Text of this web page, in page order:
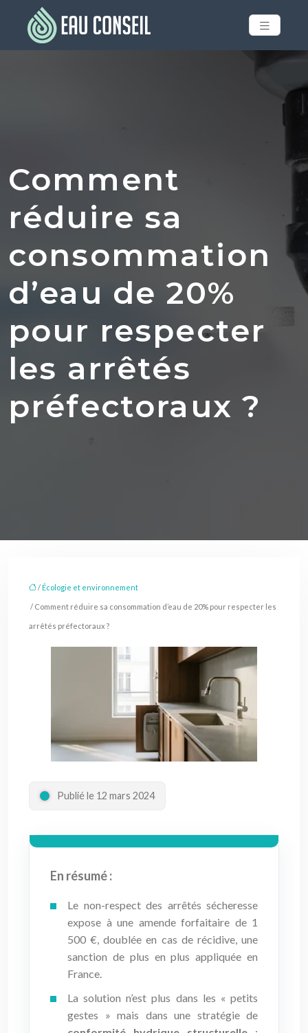
Comment
réduire sa
consommation
d’eau de 20%
pour respecter
les arrêtés
préfectoraux ?
/ Écologie et environnement
/ Comment réduire sa consommation d’eau de 20% pour respecter les
arrêtés préfectoraux ?
Publié le 12 mars 2024
En résumé :
Le non-respect des arrêtés sécheresse
expose à une amende forfaitaire de 1
500 €, doublée en cas de récidive, une
sanction de plus en plus appliquée en
France.
La solution n’est plus dans les « petits
gestes » mais dans une stratégie de